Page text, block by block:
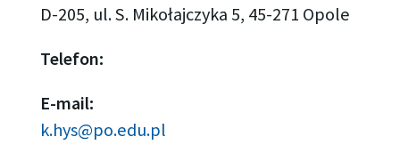
D-205, ul. S. Mikołajczyka 5, 45-271 Opole
Telefon:
E-mail:
k.hys@po.edu.pl